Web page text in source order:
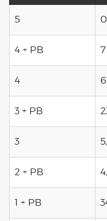
5 0
4 + PB 7
4
3 + PB
3
2 + PB
1 + PB